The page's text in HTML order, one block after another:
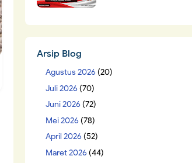
Arsip Blog
Agustus 2026 (20)
Juli 2026 (70)
Juni 2026 (72)
Mei 2026 (78)
April 2026 (52)
Maret 2026 (44)